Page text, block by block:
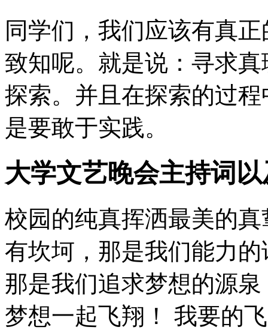
同学们，我们应该有真
致知呢。就是说：寻求
探索。并且在探索的过
是要敢于实践。
大学文艺晚会主持词
校园的纯真挥洒最美的
有坎坷，那是我们能力
那是我们追求梦想的源
梦想一起飞翔！ 我要的